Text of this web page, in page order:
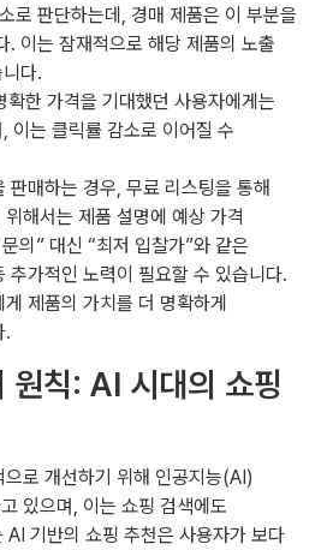
로 판단하는데, 경매 제품은 이 부분을
. 이는 잠재적으로 해당 제품의 노출
다.
확한 가격을 기대했던 사용자에게는
이는 클릭률 감소로 이어질 수
판매하는 경우, 무료 리스팅을 통해
해서는 제품 설명에 예상 가격
의” 대신 “최저 입찰가”와 같은
추가적인 노력이 필요할 수 있습니다.
제품의 가치를 더 명확하게
.
칙: AI 시대의 쇼핑
로 개선하기 위해 인공지능(AI)
있으며, 이는 쇼핑 검색에도
AI 기반의 쇼핑 추천은 사용자가 보다